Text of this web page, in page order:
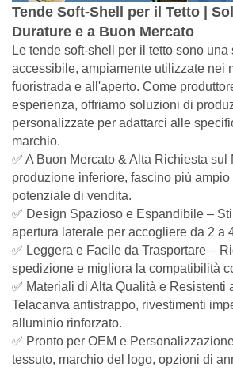
Tende Soft-Shell per il Tetto |
Durature e a Buon Mercato
Le tende soft-shell per il tetto sono
accessibile, ampiamente utilizzate nei
fuoristrada e all'aperto. Come
esperienza, offriamo soluzioni di
personalizzate per adattarci alle
marchio.
✅ A Buon Mercato & Alta Richiesta sul
produzione inferiore, fascino più
potenziale di vendita.
✅ Design Spazioso e Espandibile –
apertura laterale per accogliere da 2 a
✅ Leggera e Facile da Trasportare –
spedizione e migliora la compatibilità
✅ Materiali di Alta Qualità e Resistenti
Telacanva antistrappo, rivestimenti
alluminio rinforzato.
✅ Pronto per OEM e
tessuto, marchio del logo, opzioni di